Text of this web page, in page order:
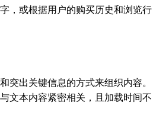
，或根据用户的购买历史和浏览行
突出关键信息的方式来组织内容。
文本内容紧密相关，且加载时间不